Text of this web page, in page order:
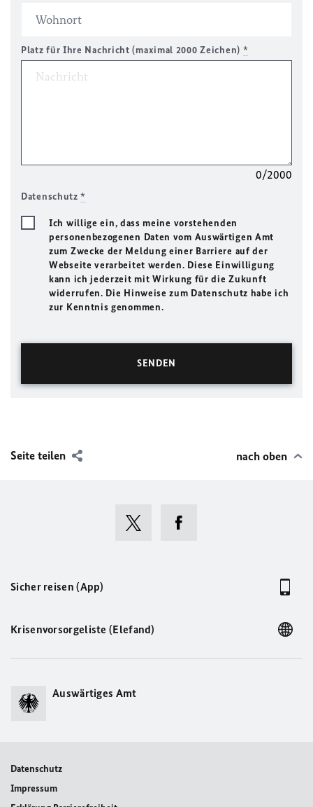
Platz für Ihre Nachricht (maximal 2000 Zeichen) *
0/2000
Datenschutz*
Ich willige ein, dass meine vorstehenden
personenbezogenen Daten vom Auswärtigen Amt
zum Zwecke der Meldung einer Barriere auf der
Webseite verarbeitet werden. Diese Einwilligung
kann ich jederzeit mit Wirkung für die Zukunft
widerrufen. Die Hinweise zum Datenschutz habe ich
zur Kenntnis genommen.
Seite teilen nach oben
Sicher reisen (App)
Krisenvorsorgeliste (Elefand)
Auswärtiges Amt
Datenschutz
Impressum